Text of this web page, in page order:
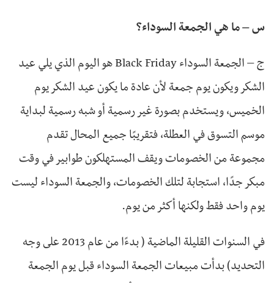
س – ما هي الجمعة السوداء؟
ج – الجمعة السوداء Black Friday هو اليوم الذي يلي عيد
الشكر ويكون يوم جمعة لأن عادة ما يكون عيد الشكر يوم
الخميس، ويستخدم بصورة غير رسمية أو شبه رسمية لبداية
موسم التسوق في العطلة، فتقريبًا جميع المحال تقدم
مجموعة من الخصومات ويقف المستهلكون طوابير في وقت
مبكر جدًا، استجابة لتلك الخصومات، والجمعة السوداء ليست
يوم واحد فقط ولكنها أكثر من يوم.
في السنوات القليلة الماضية ( بدءًا من عام 2013 على وجه
التحديد) بدأت مبيعات الجمعة السوداء قبل يوم الجمعة